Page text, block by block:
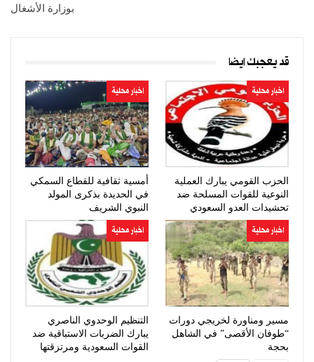
بوزارة الأشغال
قد يعجبك ايضا
اخبار محلية
الحزب القومي يبارك العملية
النوعية للقوات المسلحة ضد
تحشيدات العدو السعودي
اخبار محلية
أمسية ثقافية للقطاع السمكي
في الحديدة بذكرى المولد
النبوي الشريف
اخبار محلية
مسير ومناورة لخريجي دورات
“طوفان الأقصى” في الشاهل
بحجة
اخبار محلية
التنظيم الوحدوي الناصري
يبارك الضربات الاستباقية ضد
القوات السعودية ومرتزقتها